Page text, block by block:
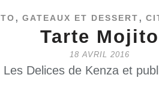
, GATEAUX ET DESSERT ,
Tarte Mojito
18 AVRIL 2016
Les Delices de Kenza et